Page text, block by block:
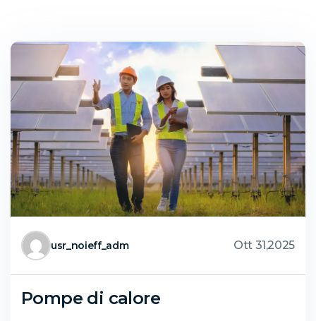
usr_noieff_adm Ott 31,2025
Pompe di calore